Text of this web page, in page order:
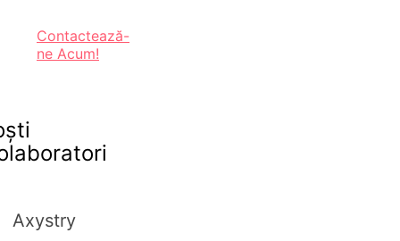
Contactează-
ne Acum!
Axystry